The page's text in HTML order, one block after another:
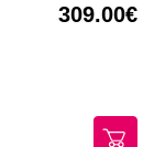
309.00